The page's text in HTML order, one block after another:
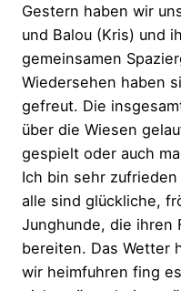
Gestern haben wir
und Balou (Kris) und
gemeinsamen
Wiedersehen haben
gefreut. Die
über die Wiesen
gespielt oder auch
Ich bin sehr
alle sind glückliche,
Junghunde, die ihren
bereiten. Das Wetter
wir heimfuhren fing